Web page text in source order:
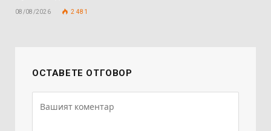
08/08/2026 2 481
ОСТАВЕТЕ ОТГОВОР